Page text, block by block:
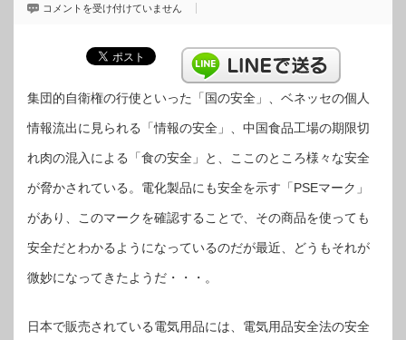
実
な
い
に
マ
ク
あ
る？
マ
ー
に
電
の
危
コメントを受け付けていません
集団的自衛権の行使といった「国の安全」、ベネッセの個人
情報流出に見られる「情報の安全」、中国食品工場の期限切
れ肉の混入による「食の安全」と、ここのところ様々な安全
が脅かされている。電化製品にも安全を示す「PSEマーク」
があり、このマークを確認することで、その商品を使っても
安全だとわかるようになっているのだが最近、どうもそれが
微妙になってきたようだ・・・。
日本で販売されている電気用品には、電気用品安全法の安全